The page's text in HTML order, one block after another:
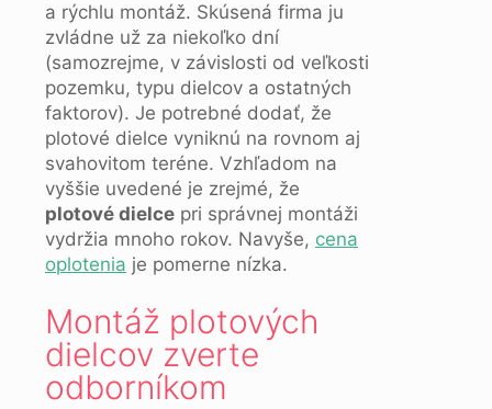
a rýchlu montáž. Skúsená firma ju
zvládne už za niekoľko dní
(samozrejme, v závislosti od veľkosti
pozemku, typu dielcov a ostatných
faktorov). Je potrebné dodať, že
plotové dielce vyniknú na rovnom aj
svahovitom teréne. Vzhľadom na
vyššie uvedené je zrejmé, že
plotové dielce pri správnej montáži
vydržia mnoho rokov. Navyše, cena
oplotenia je pomerne nízka.
Montáž plotových
dielcov zverte
odborníkom